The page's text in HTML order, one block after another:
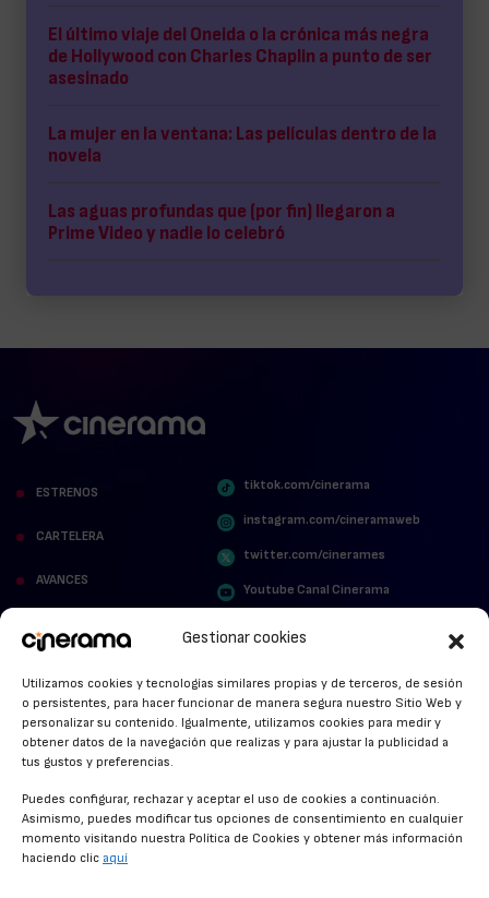
Gestionar cookies
Utilizamos cookies y tecnologías similares propias y de terceros, de sesión
o persistentes, para hacer funcionar de manera segura nuestro Sitio Web y
personalizar su contenido. Igualmente, utilizamos cookies para medir y
obtener datos de la navegación que realizas y para ajustar la publicidad a
tus gustos y preferencias.
Puedes configurar, rechazar y aceptar el uso de cookies a continuación.
Asimismo, puedes modificar tus opciones de consentimiento en cualquier
momento visitando nuestra Política de Cookies y obtener más información
haciendo clic aquí
El último viaje del Oneida o la crónica más negra
de Hollywood con Charles Chaplin a punto de ser
asesinado
La mujer en la ventana: Las películas dentro de la
novela
Las aguas profundas que (por fin) llegaron a
Prime Video y nadie lo celebró
ESTRENOS
CARTELERA
AVANCES
STREAMING NEWS
ANUNCIOS DE CINE
tiktok.com/cinerama
instagram.com/cineramaweb
twitter.com/cinerames
Youtube Canal Cinerama